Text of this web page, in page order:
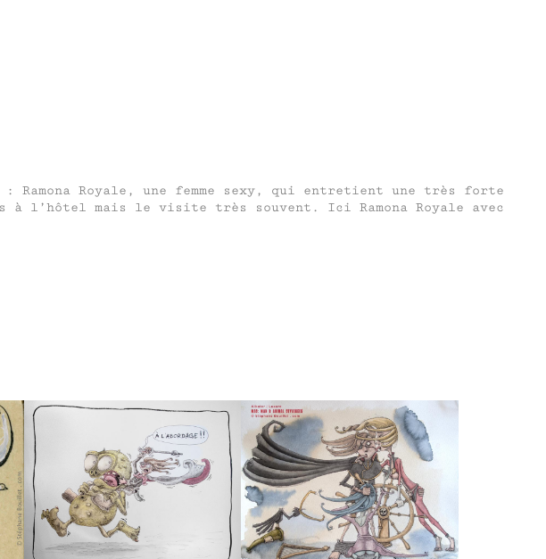
Ramona Royale, une femme sexy, qui entretient une très forte
l’hôtel mais le visite très souvent. Ici Ramona Royale avec